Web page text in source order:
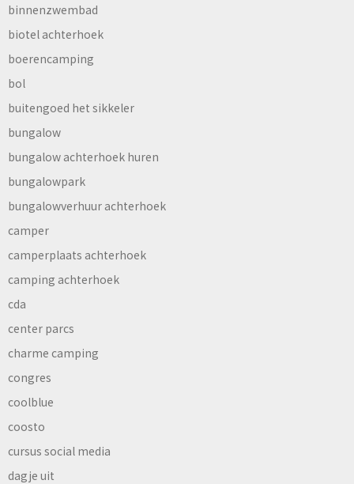
binnenzwembad
biotel achterhoek
boerencamping
bol
buitengoed het sikkeler
bungalow
bungalow achterhoek huren
bungalowpark
bungalowverhuur achterhoek
camper
camperplaats achterhoek
camping achterhoek
cda
center parcs
charme camping
congres
coolblue
coosto
cursus social media
dagje uit